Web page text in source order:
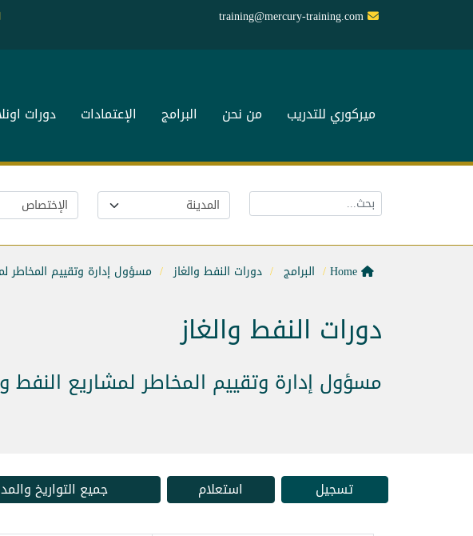
training@mercury-training.com
ميركوري للتدريب من نحن البرامج الإعتمادات دورات
البرامج دورات النفط والغاز مسؤول إدارة وتقييم المخاطر
دورات النفط والغاز
مسؤول إدارة وتقييم المخاطر لمشاريع النفط
تسجيل استعلام جميع التواريخ